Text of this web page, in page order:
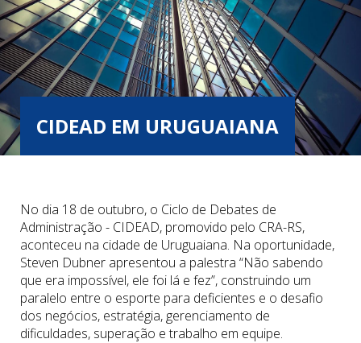
CIDEAD EM URUGUAIANA
No dia 18 de outubro, o Ciclo de Debates de
Administração - CIDEAD, promovido pelo CRA-RS,
aconteceu na cidade de Uruguaiana. Na oportunidade,
Steven Dubner apresentou a palestra “Não sabendo
que era impossível, ele foi lá e fez”, construindo um
paralelo entre o esporte para deficientes e o desafio
dos negócios, estratégia, gerenciamento de
dificuldades, superação e trabalho em equipe.